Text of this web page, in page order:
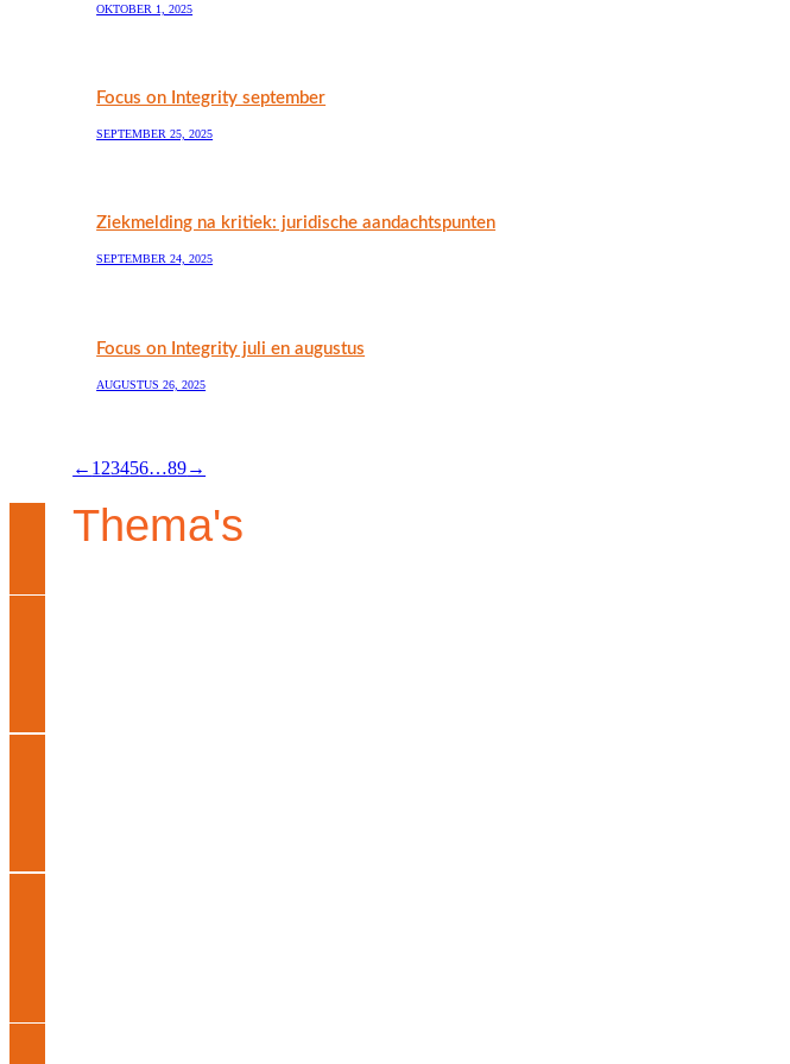
OKTOBER 1, 2025
Focus on Integrity september
SEPTEMBER 25, 2025
Ziekmelding na kritiek: juridische aandachtspunten
SEPTEMBER 24, 2025
Focus on Integrity juli en augustus
AUGUSTUS 26, 2025
← 1 23456…89→
Thema's